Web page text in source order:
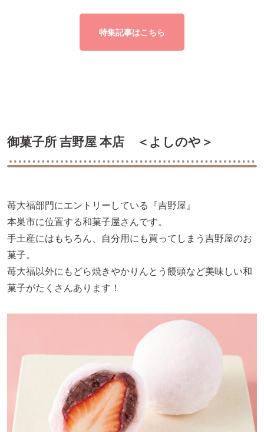
特集記事はこちら
御菓子所 吉野屋 本店 ＜よしのや＞
苺大福部門にエントリーしている『吉野屋』
本巣市に位置する和菓子屋さんです。
手土産にはもちろん、自分用にも買ってしまう吉野屋のお
菓子。
苺大福以外にもどら焼きやかりんとう饅頭など美味しい和
菓子がたくさんあります！